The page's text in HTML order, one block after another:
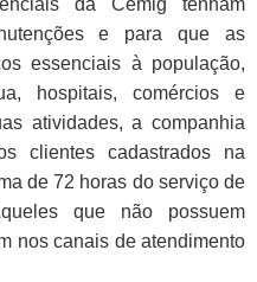
da Cemig tenham
e para que as
essenciais à população,
hospitais, comércios e
atividades, a companhia
clientes cadastrados na
de 72 horas do serviço de
que não possuem
nos canais de atendimento